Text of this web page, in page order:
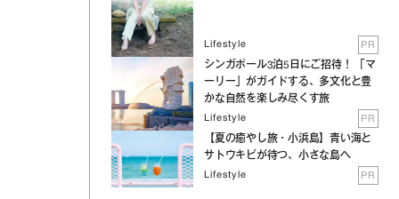
Lifestyle PR
シンガポール3泊5日にご招待！ 「マ
ーリー」がガイドする、多文化と豊
かな自然を楽しみ尽くす旅
Lifestyle PR
【夏の癒やし旅・小浜島】青い海と
サトウキビが待つ、小さな島へ
Lifestyle PR